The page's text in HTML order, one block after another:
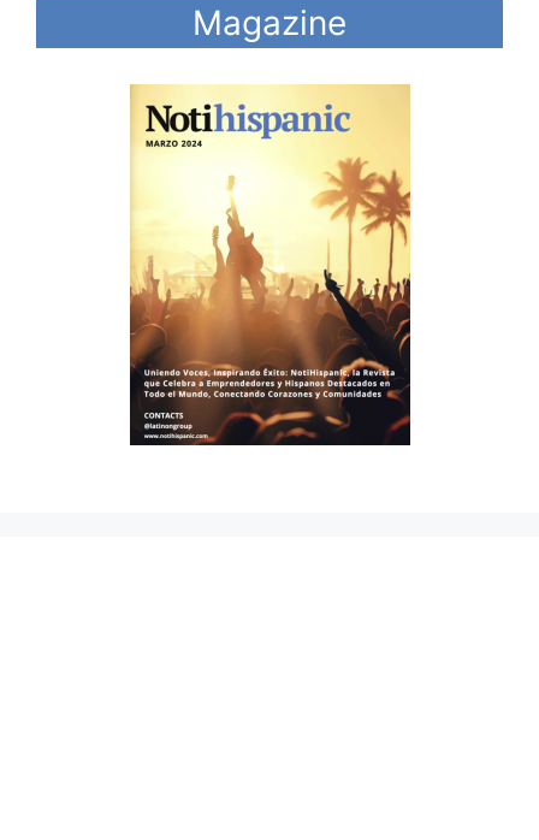
Magazine